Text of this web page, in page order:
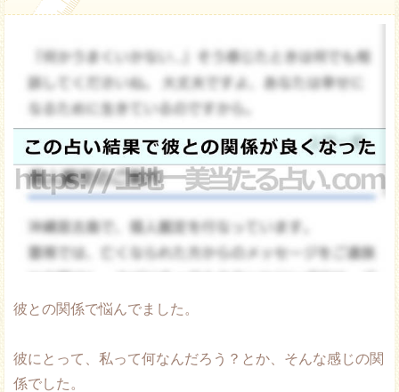
彼との関係で悩んでました。
彼にとって、私って何なんだろう？とか、そんな感じの関
係でした。